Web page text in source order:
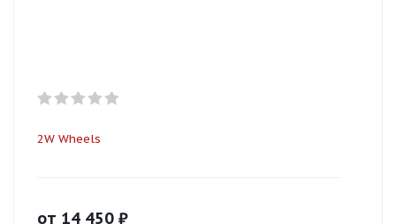
2W Wheels
от 14 450 ₽